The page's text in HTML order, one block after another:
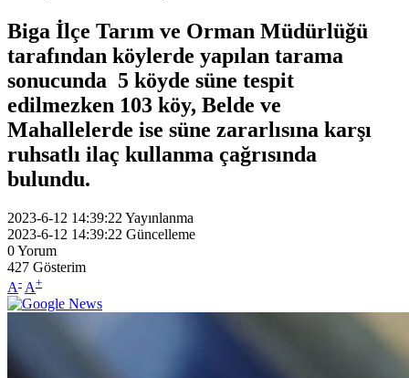
Biga İlçe Tarım ve Orman Müdürlüğü
tarafından köylerde yapılan tarama
sonucunda 5 köyde süne tespit
edilmezken 103 köy, Belde ve
Mahallelerde ise süne zararlısına karşı
ruhsatlı ilaç kullanma çağrısında
bulundu.
2023-6-12 14:39:22 Yayınlanma
2023-6-12 14:39:22 Güncelleme
0Yorum
427 Gösterim
A- A+